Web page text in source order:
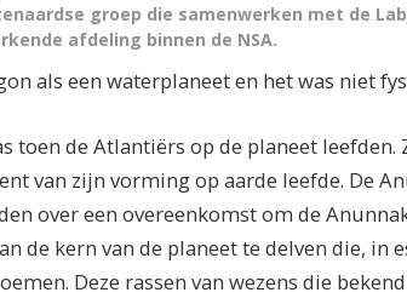
groep die samenwerken met de
afdeling binnen de NSA.
als een waterplaneet en het was niet
toen de Atlantiërs op de planeet leefden.
van zijn vorming op aarde leefde. De
over een overeenkomst om de
de kern van de planeet te delven die, in
Deze rassen van wezens die